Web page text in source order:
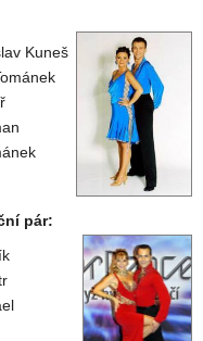
Kuneš
pár: